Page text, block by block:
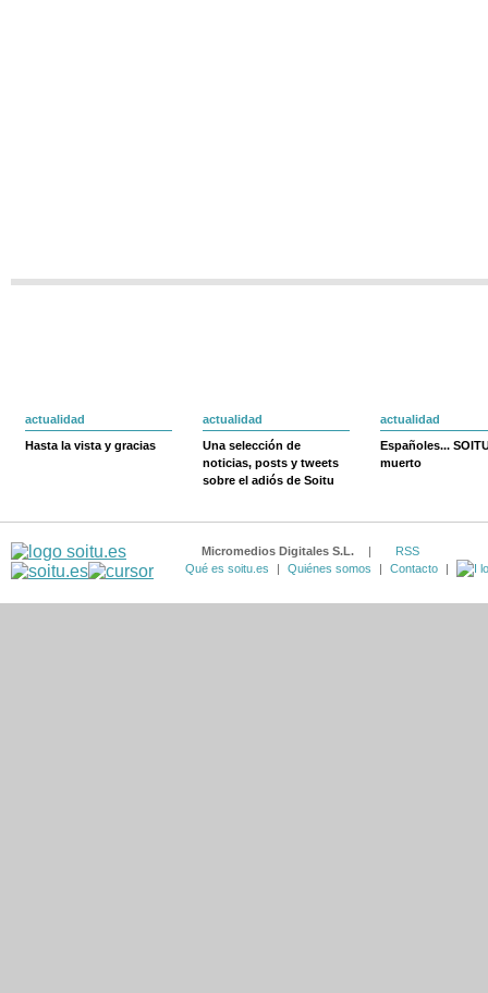
actualidad
Hasta la vista y gracias
actualidad
Una selección de
noticias, posts y tweets
sobre el adiós de Soitu
actualidad
Españoles...
muerto
Micromedios Digitales S.L. |
RSS
Qué es soitu.es
| Quiénes somos | Contacto |